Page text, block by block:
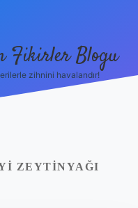
Fikirler Blogu
zihnini havalandır!
ZEYTINYAĞI